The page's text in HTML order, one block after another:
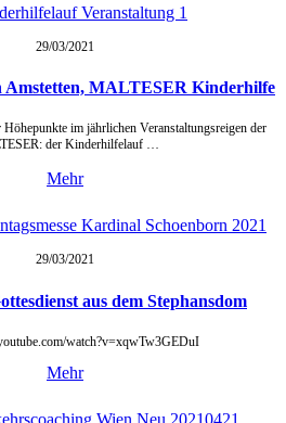
29/03/2021
Amstetten, MALTESER Kinderhilfe
im jährlichen Veranstaltungsreigen der
der Kinderhilfelauf …
Mehr
29/03/2021
aus dem Stephansdom
watch?v=xqwTw3GEDuI
Mehr